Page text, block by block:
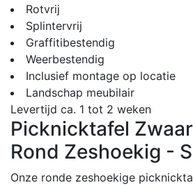
Rotvrij
Splintervrij
Graffitibestendig
Weerbestendig
Inclusief montage op locatie
Landschap meubilair
Levertijd ca. 1 tot 2 weken
Picknicktafel
Rond Zeshoekig -
Onze ronde zeshoekige